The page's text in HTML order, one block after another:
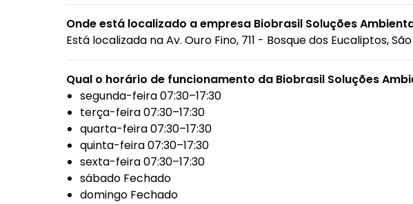
Onde está localizado a empresa Biobrasil Soluções
Está localizada naAv. Ouro Fino, 711 - Bosque dos Eucaliptos,
Qual o horário de funcionamento da Biobrasil Soluções
segunda-feira 07:30–17:30
terça-feira 07:30–17:30
quarta-feira 07:30–17:30
quinta-feira 07:30–17:30
sexta-feira 07:30–17:30
sábado Fechado
domingo Fechado